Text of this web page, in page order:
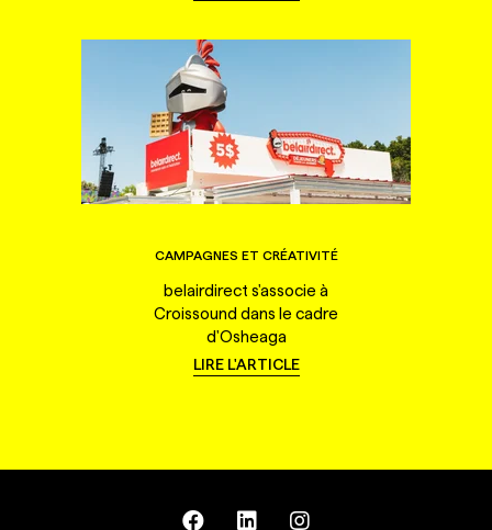
CAMPAGNES ET CRÉATIVITÉ
belairdirect s'associe à
Croissound dans le cadre
d'Osheaga
LIRE L'ARTICLE